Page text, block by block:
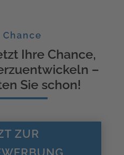
Ihre Chance,
–
Sie schon!
ZUR